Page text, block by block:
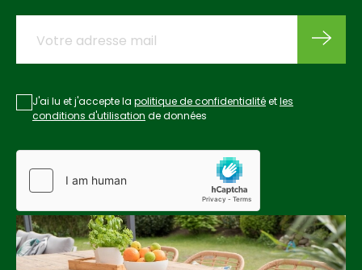
J'ai lu et j'accepte la politique de confidentialitéetles
conditions d'utilisation de données